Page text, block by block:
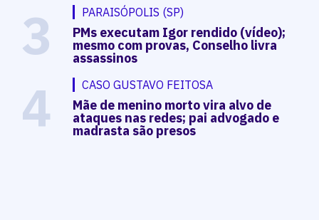
3 PARAISÓPOLIS (SP)
PMs executam Igor rendido (vídeo);
mesmo com provas, Conselho livra
assassinos
4 CASO GUSTAVO FEITOSA
Mãe de menino morto vira alvo de
ataques nas redes; pai advogado e
madrasta são presos